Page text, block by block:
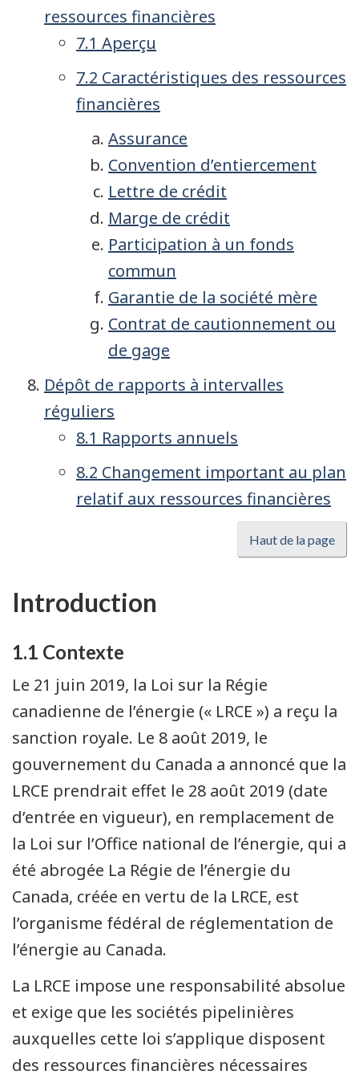
ressources financières
7.1 Aperçu
7.2 Caractéristiques des ressources
financières
Assurance
Convention d’entiercement
Lettre de crédit
Marge de crédit
Participation à un fonds
commun
Garantie de la société mère
Contrat de cautionnement ou
de gage
Dépôt de rapports à intervalles
réguliers
8.1 Rapports annuels
8.2 Changement important au plan
relatif aux ressources financières
Haut de la page
Introduction
1.1 Contexte
Le 21 juin 2019, la Loi sur la Régie
canadienne de l’énergie (« LRCE ») a reçu la
sanction royale. Le 8 août 2019, le
gouvernement du Canada a annoncé que la
LRCE prendrait effet le 28 août 2019 (date
d’entrée en vigueur), en remplacement de
la Loi sur l’Office national de l’énergie, qui a
été abrogée La Régie de l’énergie du
Canada, créée en vertu de la LRCE, est
l’organisme fédéral de réglementation de
l’énergie au Canada.
La LRCE impose une responsabilité absolue
et exige que les sociétés pipelinières
auxquelles cette loi s’applique disposent
des ressources financières nécessaires